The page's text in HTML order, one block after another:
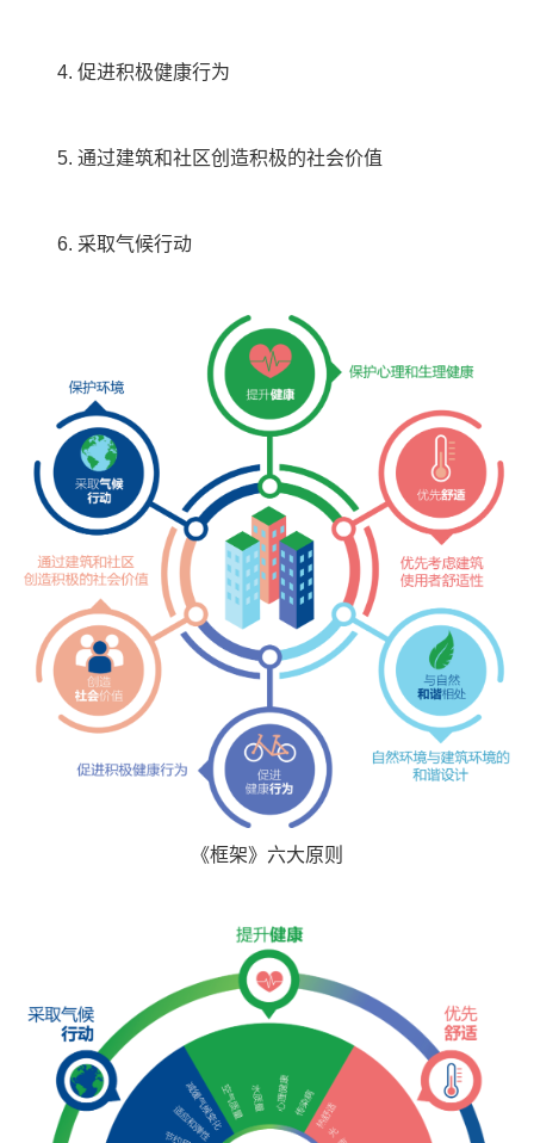
4. 促进积极健康行为
5. 通过建筑和社区创造积极的社会价值
6. 采取气候行动
《框架》六大原则